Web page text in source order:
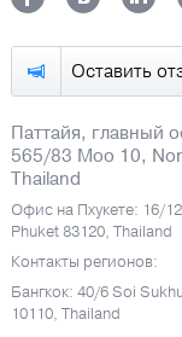
Оставить
Паттайя, главный
565/83 Moo 10,
Thailand
Офис на Пхукете: 16/
Phuket 83120, Thailand
Контакты регионов:
Бангкок: 40/6 Soi
10110, Thailand